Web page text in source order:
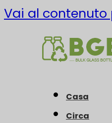
Vai al
Casa
Circa